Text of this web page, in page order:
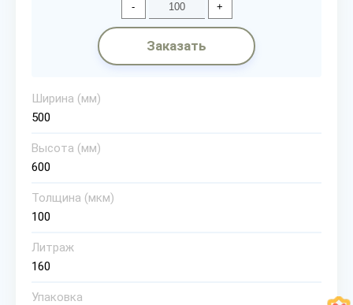
- +
Заказать
Ширина (мм)
500
Высота (мм)
600
Толщина (мкм)
100
Литраж
160
Упаковка